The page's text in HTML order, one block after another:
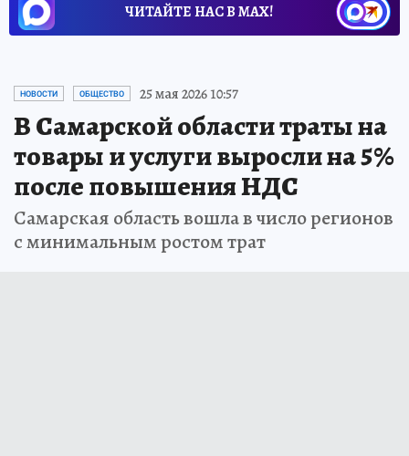
ЧИТАЙТЕ НАС В МАХ!
НОВОСТИ ОБЩЕСТВО 25 мая 2026 10:57
В Самарской области траты на
товары и услуги выросли на 5%
после повышения НДС
Самарская область вошла в число регионов
с минимальным ростом трат